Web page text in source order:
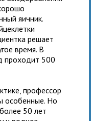
яичник.
решает
время. В
проходит 500
профессор
особенные. Но
50 лет